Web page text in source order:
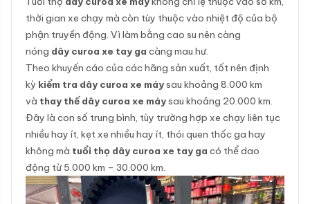
thời gian xe chạy mà còn tùy thuộc vào nhiệt độ của bộ
phận truyền động. Vì làm bằng cao su nên càng
nóng dây curoa xe tay ga càng mau hư.
Theo khuyến cáo của các hãng sản xuất, tốt nên định
kỳ kiểm tra dây curoa xe máysau khoảng 8.000 km
và thay thế dây curoa xe máysau khoảng 20.000 km.
Đây là con số trung bình, tùy trường hợp xe chạy liên tục
nhiều hay ít, kẹt xe nhiều hay ít, thói quen thốc ga hay
không mà tuổi thọ dây curoa xe tay ga có thể dao
động từ 5.000 km – 30.000 km.